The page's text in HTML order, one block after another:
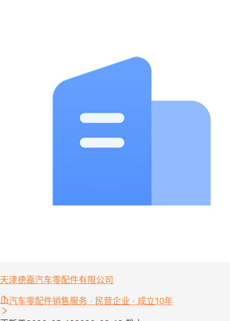
天津德嘉汽车零配件有限公司
汽车零配件销售服务 · 民营企业 · 成立10年